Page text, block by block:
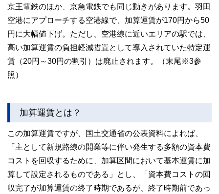
京王電鉄のほか、京急電鉄でも同じ動きがあります。羽田
空港にアプローチする空港線で、加算運賃が170円から50
円に大幅値下げ。ただし、空港線に近いエリアの駅では、
高い加算運賃の負担軽減措置として導入されていた特定運
賃（20円～30円の割引）は廃止されます。（末尾※3参
照）
加算運賃とは？
この加算運賃ですが、国土交通省の公表資料によれば、
「主として新規路線の開業等に伴い発生する多額の資本費
コストを回収するために、加算区間において基本運賃に加
算して設定されるものである」とし、「資本費コストの回
収完了が加算運賃の終了時期であるが、終了時期前であっ